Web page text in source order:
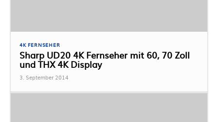
4K FERNSEHER
Sharp UD20 4K Fernseher mit 60, 70 Zoll
und THX 4K Display
3. September 2014